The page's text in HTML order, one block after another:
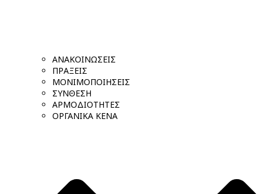
ΑΝΑΚΟΙΝΩΣΕΙΣ
ΠΡΑΞΕΙΣ
ΜΟΝΙΜΟΠΟΙΗΣΕΙΣ
ΣΥΝΘΕΣΗ
ΑΡΜΟΔΙΟΤΗΤΕΣ
ΟΡΓΑΝΙΚΑ ΚΕΝΑ